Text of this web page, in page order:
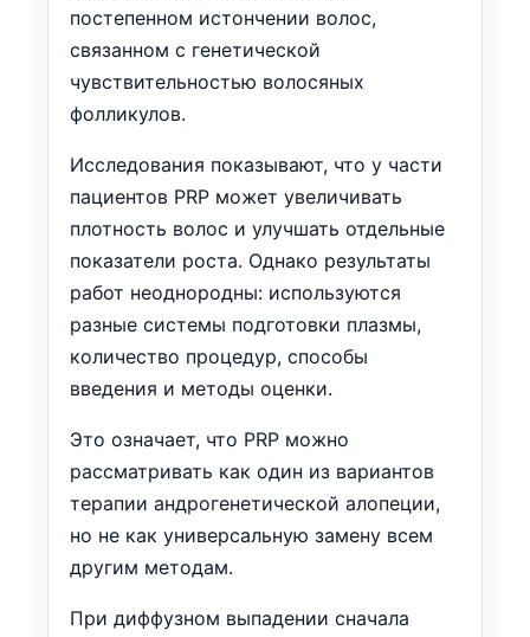
постепенном истончении волос,
связанном с генетической
чувствительностью волосяных
фолликулов.
Исследования показывают, что у части
пациентов PRP может увеличивать
плотность волос и улучшать отдельные
показатели роста. Однако результаты
работ неоднородны: используются
разные системы подготовки плазмы,
количество процедур, способы
введения и методы оценки.
Это означает, что PRP можно
рассматривать как один из вариантов
терапии андрогенетической алопеции,
но не как универсальную замену всем
другим методам.
При диффузном выпадении сначала